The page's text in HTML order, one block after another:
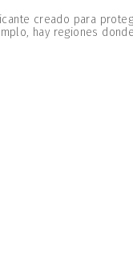
creado para
hay regiones donde